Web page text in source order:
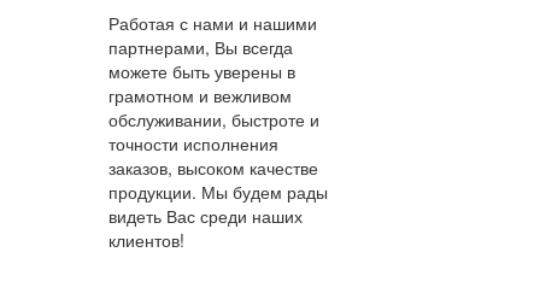
Работая с нами и нашими
партнерами, Вы всегда
можете быть уверены в
грамотном и вежливом
обслуживании, быстроте и
точности исполнения
заказов, высоком качестве
продукции. Мы будем рады
видеть Вас среди наших
клиентов!